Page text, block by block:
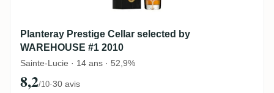
Planteray Prestige Cellar selected by
WAREHOUSE #1 2010
Sainte-Lucie · 14 ans · 52,9%
8,2/10·30 avis